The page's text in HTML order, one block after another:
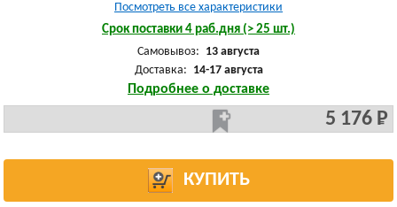
Посмотреть все характеристики
Срок поставки 4 раб.дня (> 25 шт.)
Самовывоз: 13 августа
Доставка: 14-17 августа
Подробнее о доставке
5 176 Р
КУПИТЬ